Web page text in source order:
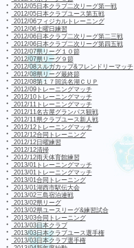
・ 2012/05日本クラブ二次リーグ第一戦
・ 2012/05日本クラブユース第五戦
・ 2012/06フィジカルトレーニング
・ 2012/06土曜日練習
・ 2012/06日本クラブ二次リーグ第二三戦
・ 2012/06日本クラブ二次リーグ第四五戦
・ 2012/07県リーグ１０節
・ 2012/07県リーグ９節
・ 2012/08スルガカップ&フレンドリーマッチ
・ 2012/08県リーグ最終節
・ 2012/08第１７回浜名湖ＣＵＰ
・ 2012/09トレーニングマッチ
・ 2012/10トレーニングマッチ
・ 2012/11トレーニングマッチ
・ 2012/11名古屋グランパス観戦
・ 2012/11県クラブユース新人戦
・ 2012/12トレーニングマッチ
・ 2012/12合同トレーニング
・ 2012/12日曜練習
・ 2012/12清掃
・ 2012/12雨天体育館練習
・ 2013/01トレーニングマッチ
・ 2013/01トレーニングマッチ
・ 2013/01合同トレーニング
・ 2013/01湖西市駅伝大会
・ 2013/02三島宿泊連戦
・ 2013/02県リーグ
・ 2013/02県ユースリーグ&練習試合
・ 2013/03合同トレーニング
・ 2013/03日本クラブ
・ 2013/03日本クラブユース選手権
・ 2013/03日本クラブ選手権